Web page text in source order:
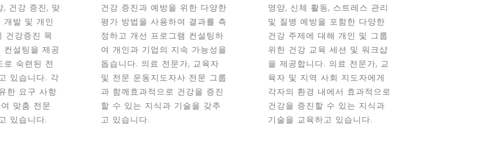
, 건강 증진, 맞
개발 및 개인
건강증진 목
컨설팅을 제공
로 숙련된 전
있습니다. 각
한 요구 사항
맞춤 전문
있습니다.
건강 증진과 예방을 위한 다양한
평가 방법을 사용하여 결과를 측
정하고 개선 프로그램 컨설팅하
여 개인과 기업의 지속 가능성을
돕습니다. 의료 전문가, 교육자
및 전문 운동지도자사 전문 그룹
과 함께효과적으로 건강을 증진
할 수 있는 지식과 기술을 갖추
고 있습니다.
영양, 신체 활동, 스트레스 관리
및 질병 예방을 포함한 다양한
건강 주제에 대해 개인 및 그룹
위한 건강 교육 세션 및 워크샵
을 제공합니다. 의료 전문가, 교
육자 및 지역 사회 지도자에게
각자의 환경 내에서 효과적으로
건강을 증진할 수 있는 지식과
기술을 교육하고 있습니다.